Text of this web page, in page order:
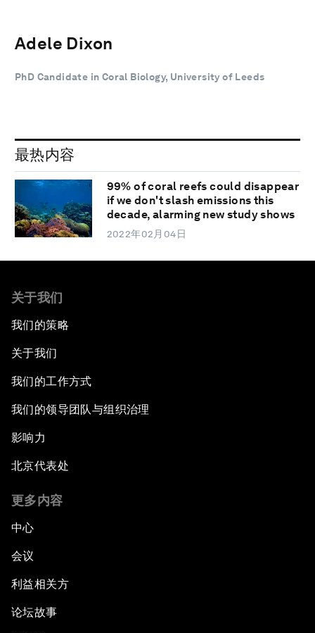
Adele Dixon
PhD Candidate in Coral Biology, University of Leeds
最热内容
99% of coral reefs could disappear
if we don't slash emissions this
decade, alarming new study shows
2022年02月04日
关于我们
我们的策略
关于我们
我们的工作方式
我们的领导团队与组织治理
影响力
北京代表处
更多内容
中心
会议
利益相关方
论坛故事